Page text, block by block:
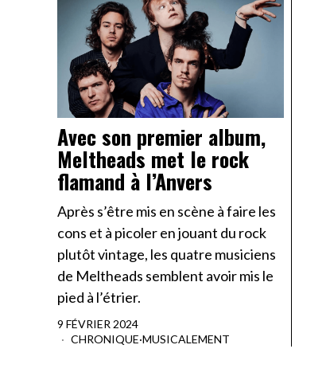
Avec son premier album,
Meltheads met le rock
flamand à l’Anvers
Après s’être mis en scène à faire les
cons et à picoler en jouant du rock
plutôt vintage, les quatre musiciens
de Meltheads semblent avoir mis le
pied à l’étrier.
9 FÉVRIER 2024
CHRONIQUE·MUSICALEMENT